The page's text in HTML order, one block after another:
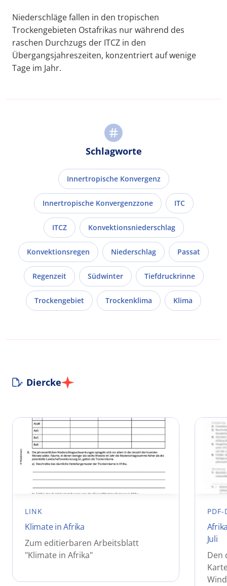
Niederschläge fallen in den tropischen
Trockengebieten Ostafrikas nur während des
raschen Durchzugs der ITCZ in den
Übergangsjahreszeiten, konzentriert auf wenige
Tage im Jahr.
Schlagworte
Innertropische Konvergenz
Innertropische Konvergenzzone ITC
ITCZ Konvektionsniederschlag
Konvektionsregen Niederschlag Passat
Regenzeit Südwinter Tiefdruckrinne
Trockengebiet Trockenklima Klima
Diercke
LINK
Klimate in Afrika
Zum editierbaren Arbeitsblatt
"Klimate in Afrika"
PDF-
Juli
Den